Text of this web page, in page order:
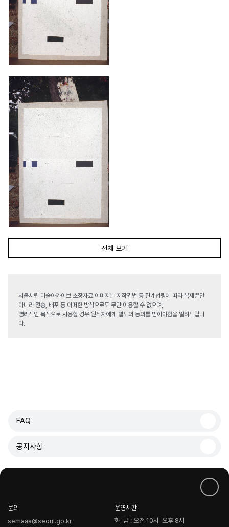
전체 보기
서울시립 미술아카이브 소장자료 이미지는 저작권법 등 관계법령에 따라 복제뿐만
아니라 전송, 배포 등 어떠한 방식으로도 무단 이용할 수 없으며,
영리적인 목적으로 사용할 경우 원작자에게 별도의 동의를 받아야함을 알려드립니
다.
FAQ
공지사항
문의
semaaa@seoul.go.kr
운영시간
화-금 : 오전 10시-오후 8시